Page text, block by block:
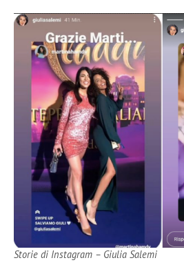
Storie di Instagram – Giulia Salemi